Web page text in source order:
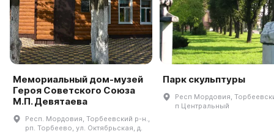
Мемориальный дом-музей
Героя Советского Союза
М.П. Девятаева
Респ. Мордовия, Торбеевский р-н.,
рп. Торбеево, ул. Октябрьская, д.
Парк скульптуры
Респ Мордовия,
п Центральный